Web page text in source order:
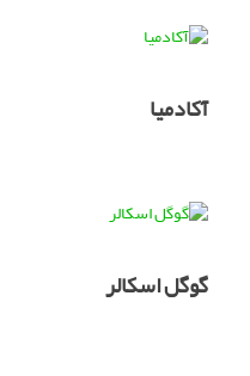
آکادمیا
گوگل اسکالر